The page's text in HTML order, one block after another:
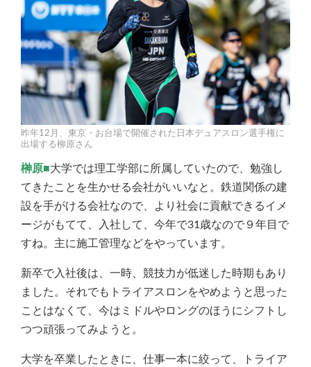
昨年12月、東京・お台場で開催された日本デュアスロン選手権に
出場する柳原さん
榊原■大学では理工学部に所属していたので、勉強し
てきたことを生かせる会社がいいなと。鉄道関係の建
設を手がける会社なので、より社会に貢献できるイメ
ージがもてて、入社して、今年で31歳なので９年目で
すね。主に施工管理などをやっています。
新卒で入社後は、一時、競技力が低迷した時期もあり
ました。それでもトライアスロンをやめようと思った
ことはなくて、今はミドルやロングのほうにシフトし
つつ頑張ってみようと。
大学を卒業したときに、仕事一本に絞って、トライア